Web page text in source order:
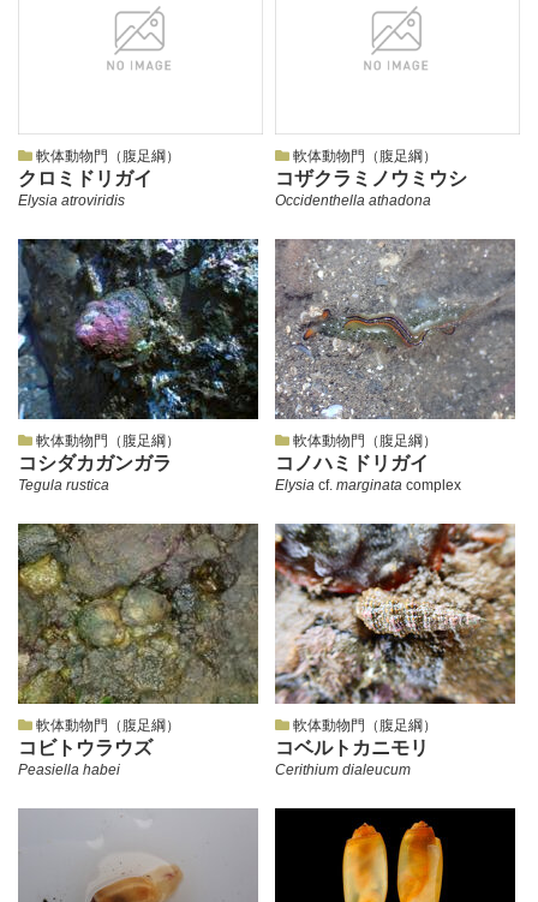
軟体動物門（腹足綱）
クロミドリガイ
Elysia atroviridis
軟体動物門（腹足綱）
コザクラミノウミウシ
Occidenthella athadona
軟体動物門（腹足綱）
コシダカガンガラ
Tegula rustica
軟体動物門（腹足綱）
コノハミドリガイ
Elysia cf. marginata complex
軟体動物門（腹足綱）
コビトウラウズ
Peasiella habei
軟体動物門（腹足綱）
コベルトカニモリ
Cerithium dialeucum